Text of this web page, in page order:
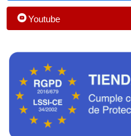
Youtube